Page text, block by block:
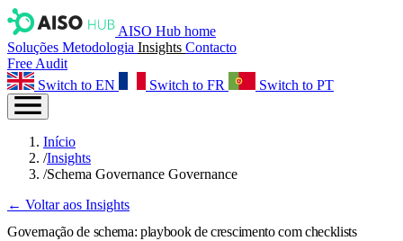
AISO Hub home
Soluções Metodologia Insights Contacto
Free Audit
Switch to EN
Switch to FR Switch to PT
Início
/Insights
/Schema Governance Governance
← Voltar aos Insights
Governação de schema: playbook de crescimento com checklists